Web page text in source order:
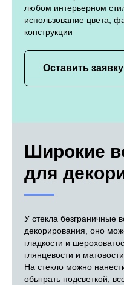
любом интерьерном
использование цвета,
конструкции
Оставить
Широкие
для
У стекла безграничные
декорирования, оно
гладкости и
глянцевости и матовости.
На стекло можно
обыграть подсветкой,